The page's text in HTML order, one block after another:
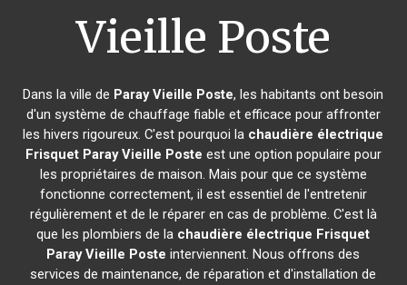
Vieille Poste
Dans la ville de Paray Vieille Poste, les habitants ont besoin
d'un système de chauffage fiable et efficace pour affronter
les hivers rigoureux. C'est pourquoi la chaudière électrique
Frisquet Paray Vieille Poste est une option populaire pour
les propriétaires de maison. Mais pour que ce système
fonctionne correctement, il est essentiel de l'entretenir
régulièrement et de le réparer en cas de problème. C'est là
que les plombiers de la chaudière électrique Frisquet
Paray Vieille Poste interviennent. Nous offrons des
services de maintenance, de réparation et d'installation de